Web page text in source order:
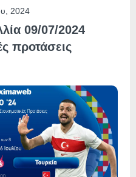
2024
09/07/2024
προτάσεις